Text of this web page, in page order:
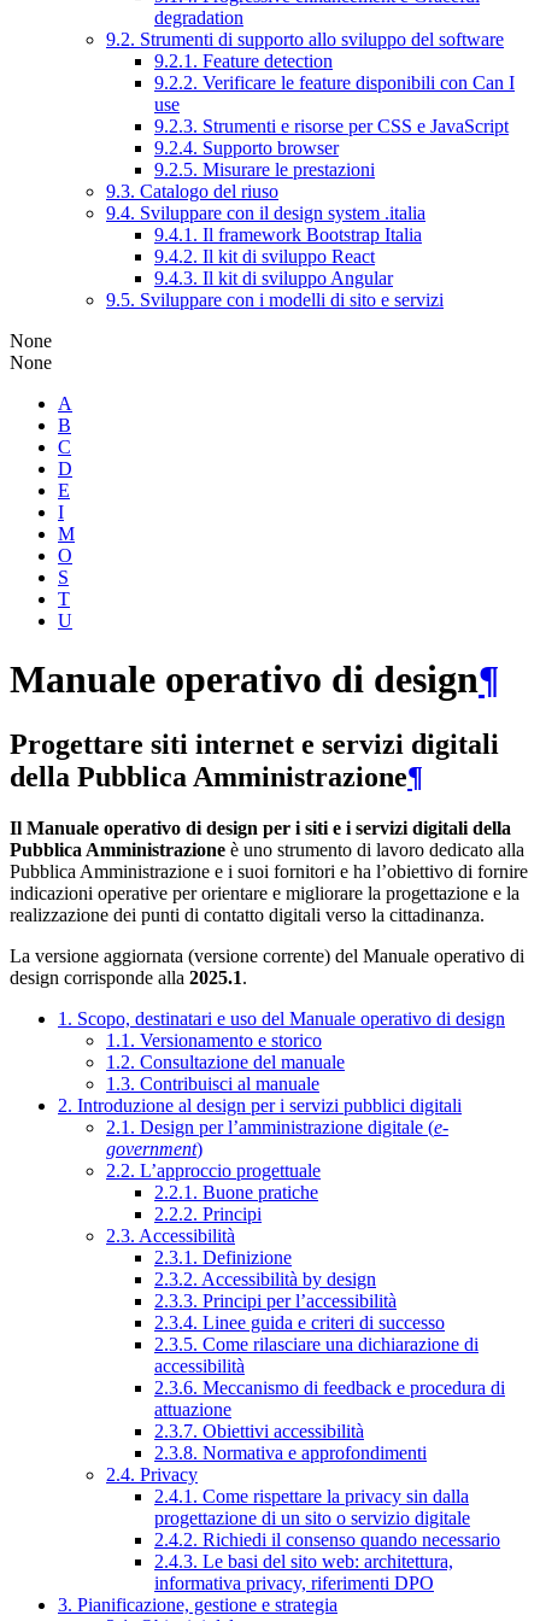
degradation
9.2. Strumenti di supporto allo sviluppo del software
9.2.1. Feature detection
9.2.2. Verificare le feature disponibili con Can I
use
9.2.3. Strumenti e risorse per CSS e JavaScript
9.2.4. Supporto browser
9.2.5. Misurare le prestazioni
9.3. Catalogo del riuso
9.4. Sviluppare con il design system .italia
9.4.1. Il framework Bootstrap Italia
9.4.2. Il kit di sviluppo React
9.4.3. Il kit di sviluppo Angular
9.5. Sviluppare con i modelli di sito e servizi
None
None
A
B
C
D
E
I
M
O
S
T
U
Manuale operativo di design¶
Progettare siti internet e servizi digitali
della Pubblica Amministrazione¶
Il Manuale operativo di design per i siti e i servizi digitali della
Pubblica Amministrazione è uno strumento di lavoro dedicato alla
Pubblica Amministrazione e i suoi fornitori e ha l’obiettivo di fornire
indicazioni operative per orientare e migliorare la progettazione e la
realizzazione dei punti di contatto digitali verso la cittadinanza.
La versione aggiornata (versione corrente) del Manuale operativo di
design corrisponde alla 2025.1.
1. Scopo, destinatari e uso del Manuale operativo di design
1.1. Versionamento e storico
1.2. Consultazione del manuale
1.3. Contribuisci al manuale
2. Introduzione al design per i servizi pubblici digitali
2.1. Design per l’amministrazione digitale (e-
government)
2.2. L’approccio progettuale
2.2.1. Buone pratiche
2.2.2. Principi
2.3. Accessibilità
2.3.1. Definizione
2.3.2. Accessibilità by design
2.3.3. Principi per l’accessibilità
2.3.4. Linee guida e criteri di successo
2.3.5. Come rilasciare una dichiarazione di
accessibilità
2.3.6. Meccanismo di feedback e procedura di
attuazione
2.3.7. Obiettivi accessibilità
2.3.8. Normativa e approfondimenti
2.4. Privacy
2.4.1. Come rispettare la privacy sin dalla
progettazione di un sito o servizio digitale
2.4.2. Richiedi il consenso quando necessario
2.4.3. Le basi del sito web: architettura,
informativa privacy, riferimenti DPO
3. Pianificazione, gestione e strategia